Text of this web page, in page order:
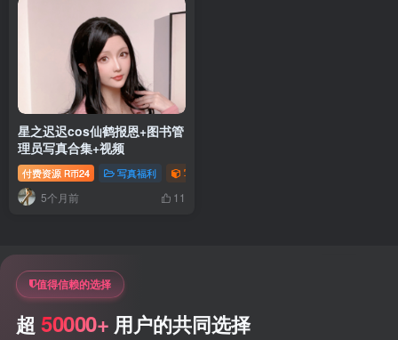
星之迟迟cos仙鹤报恩+图书管
理员写真合集+视频
付费资源 R币24 写真福利 写真视频专题
5个月前 11
值得信赖的选择
超50000+ 用户的共同选择